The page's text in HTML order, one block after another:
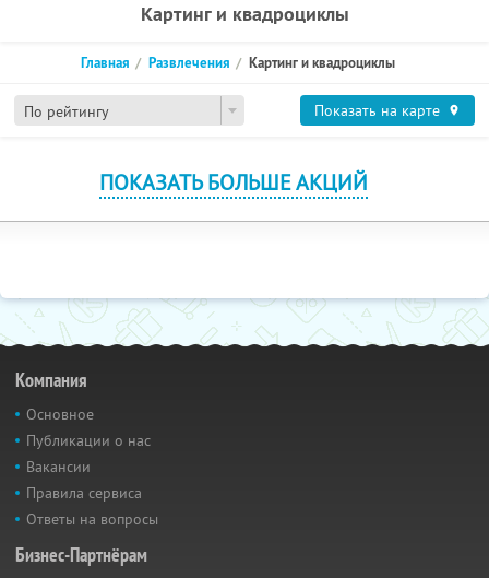
Картинг и квадроциклы
По рейтингу
Главная Развлечения Картинг и квадроциклы
Показать на карте
ПОКАЗАТЬ БОЛЬШЕ АКЦИЙ
Компания
Основное
Публикации о нас
Вакансии
Правила сервиса
Ответы на вопросы
Бизнес-Партнёрам